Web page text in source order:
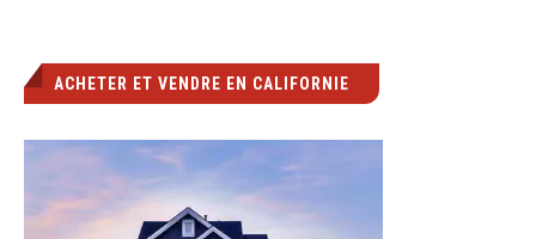
ACHETER ET VENDRE EN CALIFORNIE